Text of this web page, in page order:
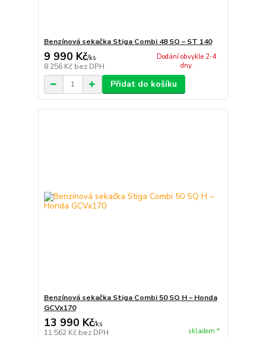
Benzínová sekačka Stiga Combi 48 SQ – ST 140
9 990 Kč/ks
8 256 Kč bez DPH
Dodání obvykle 2-4
dny.
Přidat do košíku
Benzínová sekačka Stiga Combi 50 SQ H – Honda
GCVx170
13 990 Kč/ks
11 562 Kč bez DPH skladem *